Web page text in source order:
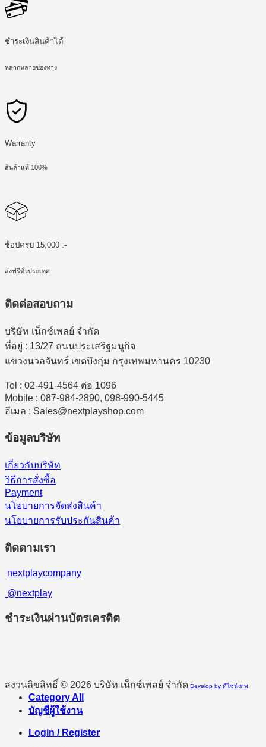
ชำระเงินสินค้าได้
หลากหลายช่องทาง
Warranty
สินค้าแท้ 100%
ช้อปครบ 15,000 .-
ส่งฟรีทั่วประเทศ
ติดต่อสอบถาม
บริษัท เน็กซ์เพลย์ จำกัด
ที่อยู่ : 13/27 ถนนประเสริฐมนูกิจ
แขวงนวลจันทร์ เขตบึงกุ่ม กรุงเทพมหานคร 10230
Tel : 02-491-4564 ต่อ 1096
Mobile : 087-984-2890, 098-990-5445
อีเมล : Sales@nextplayshop.com
ข้อมูลบริษัท
เกี่ยวกับบริษัท
วิธีการสั่งซื้อ
Payment
นโยบายการจัดส่งสินค้า
นโยบายการรับประกันสินค้า
ติดตามเรา
nextplaycompany
@nextplay
ชำระเงินผ่านบัตรเครดิต
สงวนลิขสิทธิ์ © 2026 บริษัท เน็กซ์เพลย์ จำกัด Develop by ดีไซน์เทพ
Category All
บัญชีผู้ใช้งาน
Login / Register